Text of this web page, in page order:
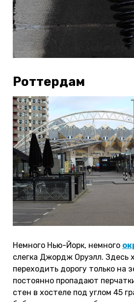
Роттердам
Немного Нью-Йорк, немного
слегка Джордж Оруэлл. Здесь
переходить дорогу только на
постоянно пропадают
стен в хостеле под углом 45